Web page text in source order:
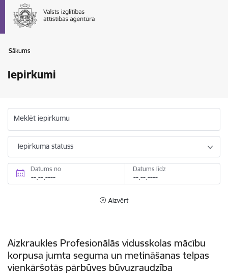
Sākums
Iepirkumi
Meklēt iepirkumu
Iepirkuma statuss
Datums no Datums līdz
Aizvērt
Aizkraukles Profesionālās vidusskolas mācību
korpusa jumta seguma un metināšanas telpas
vienkāršotās pārbūves būvuzraudzība